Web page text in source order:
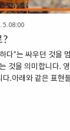
5. 08:00
?
다”는 싸우던 것을
것을 의미합니다.
.아래와 같은 표현